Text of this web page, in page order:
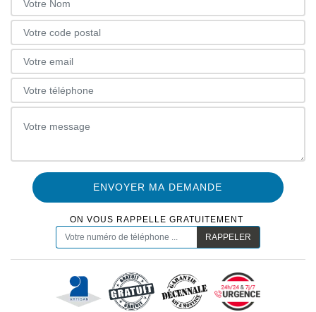
ON VOUS RAPPELLE GRATUITEMENT